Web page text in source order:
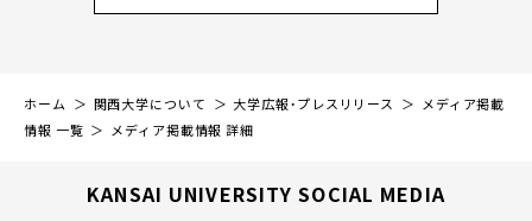
ホーム 関西大学について 大学広報・プレスリリース
メディア掲載
情報 一覧
メディア掲載情報 詳細
KANSAI UNIVERSITY SOCIAL MEDIA